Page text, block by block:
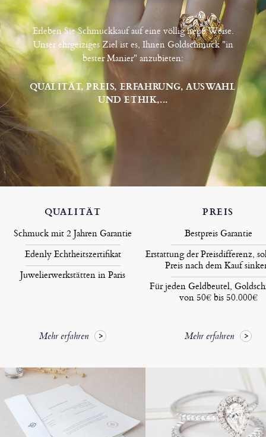
Erleben Sie Schmuckkauf auf eine völlig neue Weise.
Unser ehrgeiziges Ziel ist es, Ihnen Goldschmuck "in
bester Manier" anzubieten:
QUALITÄT, PREIS, ERFAHRUNG, AUSWAHL
UND ETHIK,...
QUALITÄT
Schmuck mit 2 Jahren Garantie
Edenly Echtheitszertifikat
Juwelierwerkstätten in Paris
Mehr erfahren
PREIS
Bestpreis Garantie
Erstattung der Preisdifferenz,
Preis nach dem Kauf
Für jeden Geldbeutel,
von 50€ bis 50.000€
Mehr erfahren